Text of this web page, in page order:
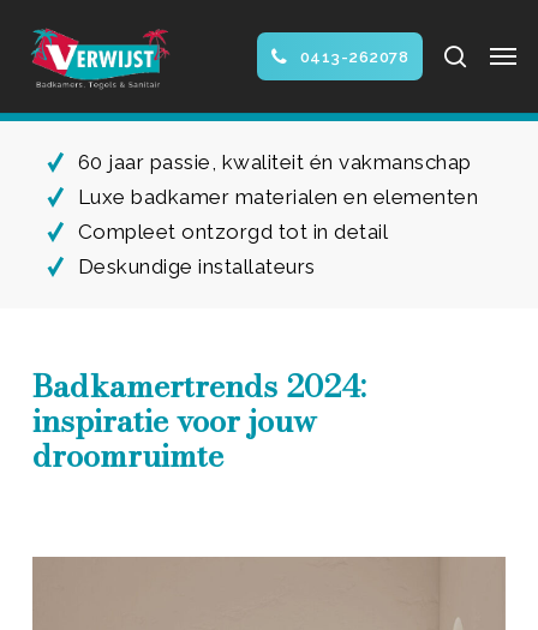
main
0413-262078 search
60 jaar passie, kwaliteit én vakmanschap
Luxe badkamer materialen en elementen
Compleet ontzorgd tot in detail
Deskundige installateurs
Badkamertrends 2024:
inspiratie voor jouw
droomruimte